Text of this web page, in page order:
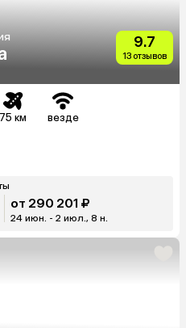
9.7
13 отзывов
75 км везде
от 290 201 ₽
24 июн. - 2 июл., 8 н.